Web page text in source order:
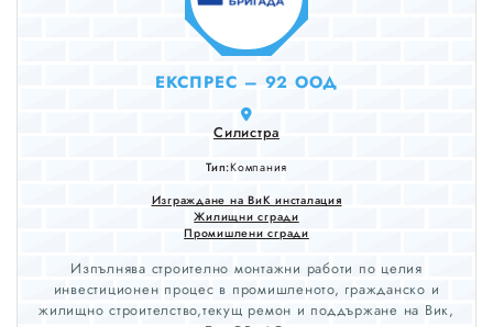
EКСПРЕС – 92 ООД
Силистра
Тип:Компания
Изграждане на ВиК инсталация
Жилищни сгради
Промишлени сгради
Изпълнява строително монтажни работи по целия
инвестиционен процес в промишленото, гражданско и
жилищно строителство,текущ ремон и поддържане на Вик,